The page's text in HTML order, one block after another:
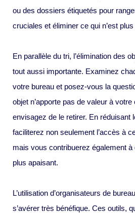
ou des dossiers étiquetés pour
cruciales et éliminer ce qui n’est
En parallèle du tri, l’élimination des
tout aussi importante. Examinez
votre bureau et posez-vous la
objet n’apporte pas de valeur à
envisagez de le retirer. En réduisant
faciliterez non seulement l’accès à
mais vous contribuerez également
plus apaisant.
L’utilisation d’organisateurs de
s’avérer très bénéfique. Ces outils,